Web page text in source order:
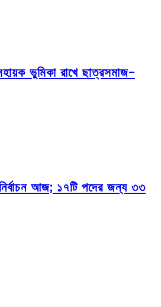
ভুমিকা রাখে ছাত্রসমাজ-
আজ; ১৭টি পদের জন্য ৩৩